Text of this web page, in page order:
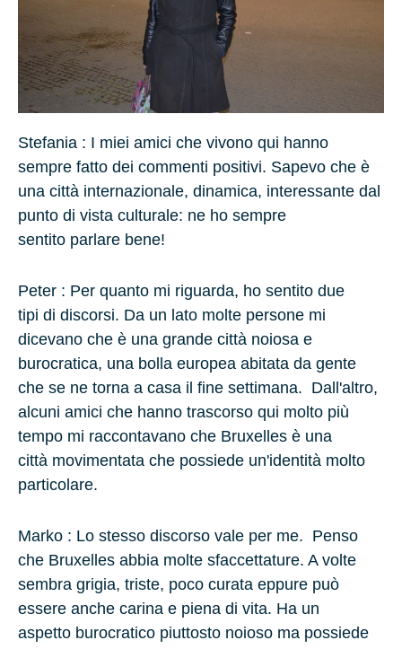
Stefania : I miei amici che vivono qui hanno
sempre fatto dei commenti positivi. Sapevo che è
una città internazionale, dinamica, interessante dal
punto di vista culturale: ne ho sempre
sentito parlare bene!
Peter : Per quanto mi riguarda, ho sentito due
tipi di discorsi. Da un lato molte persone mi
dicevano che è una grande città noiosa e
burocratica, una bolla europea abitata da gente
che se ne torna a casa il fine settimana. Dall'altro,
alcuni amici che hanno trascorso qui molto più
tempo mi raccontavano che Bruxelles è una
città movimentata che possiede un'identità molto
particolare.
Marko : Lo stesso discorso vale per me. Penso
che Bruxelles abbia molte sfaccettature. A volte
sembra grigia, triste, poco curata eppure può
essere anche carina e piena di vita. Ha un
aspetto burocratico piuttosto noioso ma possiede